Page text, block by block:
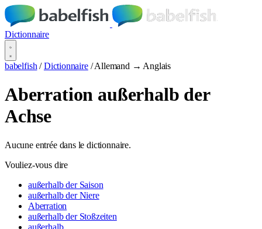
Dictionnaire
babelfish / Dictionnaire / Allemand → Anglais
Aberration außerhalb der
Achse
Aucune entrée dans le dictionnaire.
Vouliez-vous dire
außerhalb der Saison
außerhalb der Niere
Aberration
außerhalb der Stoßzeiten
außerhalb